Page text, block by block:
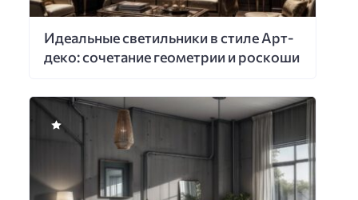
Идеальные светильники в стиле Арт-
деко: сочетание геометрии и роскоши